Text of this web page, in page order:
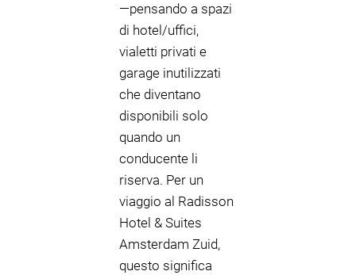
—pensando a spazi
di hotel/uffici,
vialetti privati e
garage inutilizzati
che diventano
disponibili solo
quando un
conducente li
riserva. Per un
viaggio al Radisson
Hotel & Suites
Amsterdam Zuid,
questo significa